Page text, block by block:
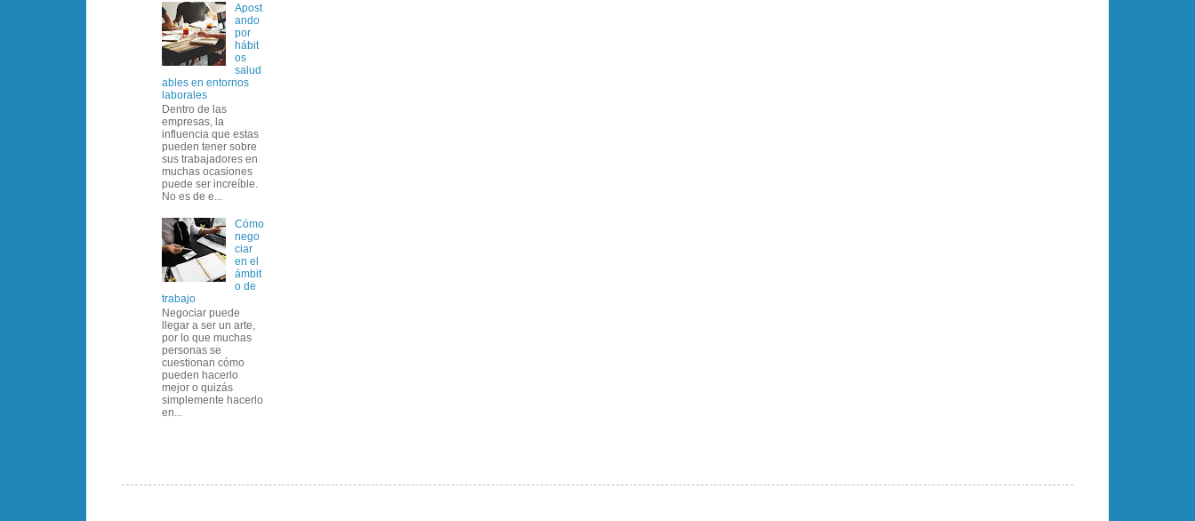
Apost
ando
por
hábit
os
salud
ables en entornos
laborales
Dentro de las
empresas, la
influencia que estas
pueden tener sobre
sus trabajadores en
muchas ocasiones
puede ser increíble.
No es de e...
Cómo
nego
ciar
en el
ámbit
o de
trabajo
Negociar puede
llegar a ser un arte,
por lo que muchas
personas se
cuestionan cómo
pueden hacerlo
mejor o quizás
simplemente hacerlo
en...